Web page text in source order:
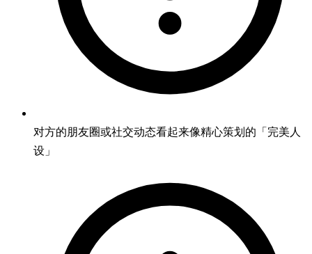
对方的朋友圈或社交动态看起来像精心策划的「完美人
设」